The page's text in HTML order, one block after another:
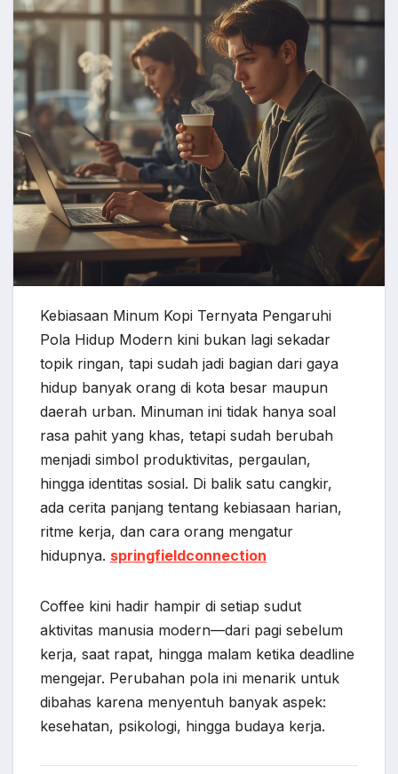
Kebiasaan Minum Kopi Ternyata Pengaruhi
Pola Hidup Modern kini bukan lagi sekadar
topik ringan, tapi sudah jadi bagian dari gaya
hidup banyak orang di kota besar maupun
daerah urban. Minuman ini tidak hanya soal
rasa pahit yang khas, tetapi sudah berubah
menjadi simbol produktivitas, pergaulan,
hingga identitas sosial. Di balik satu cangkir,
ada cerita panjang tentang kebiasaan harian,
ritme kerja, dan cara orang mengatur
hidupnya. springfieldconnection
Coffee kini hadir hampir di setiap sudut
aktivitas manusia modern—dari pagi sebelum
kerja, saat rapat, hingga malam ketika deadline
mengejar. Perubahan pola ini menarik untuk
dibahas karena menyentuh banyak aspek:
kesehatan, psikologi, hingga budaya kerja.